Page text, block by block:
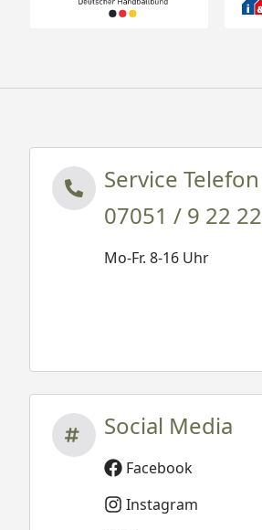
Service Telefon
07051 / 9 22 22
Mo-Fr. 8-16 Uhr
Social Media
Facebook
Instagram